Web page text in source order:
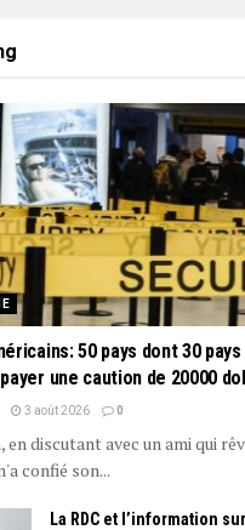
50 pays dont 30
une caution de 20000
3 août 2026 0
en discutant avec un ami qui
confié son...
La RDC et l’information